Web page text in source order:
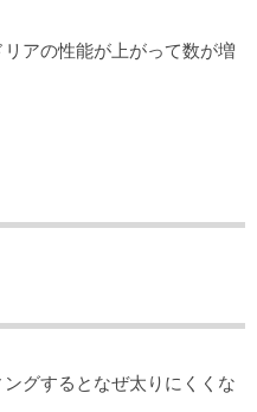
アの性能が上がって数が増
グするとなぜ太りにくくな